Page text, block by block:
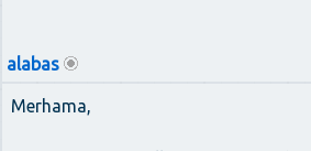
alabas
Merhama,